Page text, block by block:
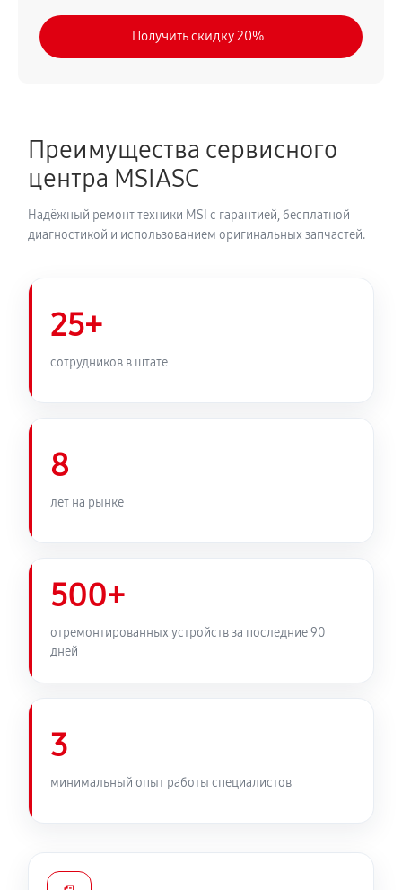
Получить скидку 20%
Преимущества сервисного
центра MSIASC
Надёжный ремонт техники MSI с гарантией, бесплатной
диагностикой и использованием оригинальных запчастей.
25+
сотрудников в штате
8
лет на рынке
500+
отремонтированных устройств за последние 90
дней
3
минимальный опыт работы специалистов